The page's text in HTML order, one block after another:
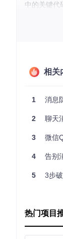
中的关键代
作就是找
修改条
相关
1 消息
2 聊天
3 微信
4 告别
5 3步破
热门项目